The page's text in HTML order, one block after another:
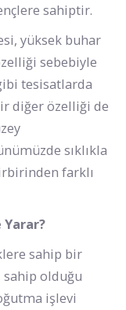
sahiptir.
yüksek buhar
sebebiyle
tesisatlarda
diğer özelliği de
sıklıkla
farklı
sahip bir
sahip olduğu
işlevi